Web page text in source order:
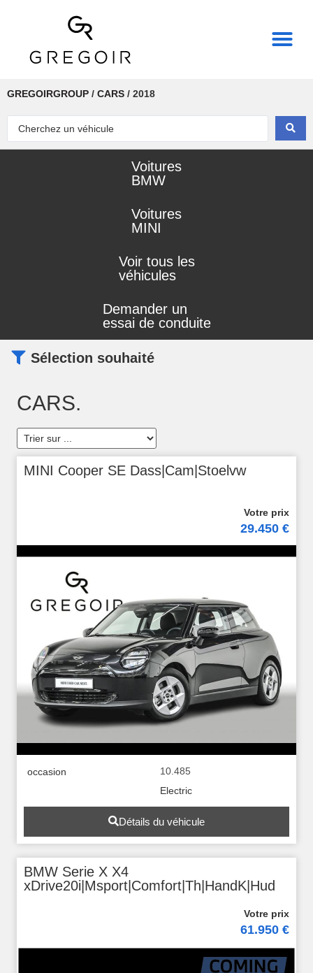
GREGOIRGROUP / CARS / 2018
Voitures
BMW
Voitures
MINI
Voir tous les
véhicules
Demander un
essai de conduite
Sélection souhaité
CARS.
MINI Cooper SE Dass|Cam|Stoelvw
29.450 €
occasion
10.485
Electric
Détails du véhicule
BMW Serie X X4
xDrive20i|Msport|Comfort|Th|HandK|Hud
61.950 €